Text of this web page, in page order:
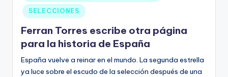
SELECCIONES
Ferran Torres escribe otra página
para la historia de España
España vuelve a reinar en el mundo. La segunda estrella
ya luce sobre el escudo de la selección después de una